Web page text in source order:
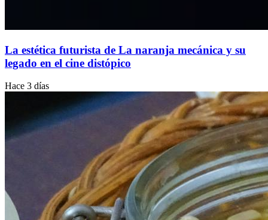
La estética futurista de La naranja mecánica y su
legado en el cine distópico
Hace 3 días